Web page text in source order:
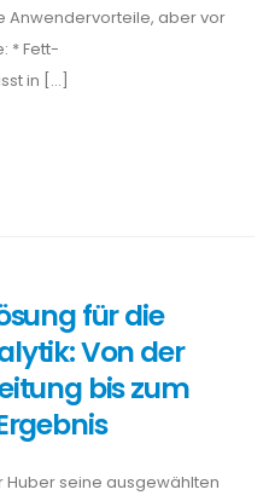
Anwendervorteile, aber vor
* Fett-
in […]
für die
Von der
bis zum
Huber seine ausgewählten